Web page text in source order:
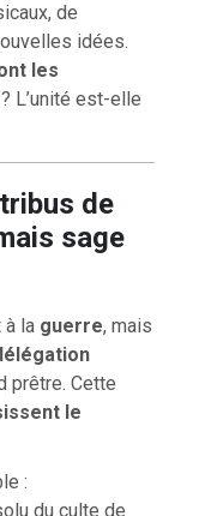
de
idées.
les
L’unité est-elle
de
sage
à la guerre, mais
prêtre. Cette
le
:
du culte de